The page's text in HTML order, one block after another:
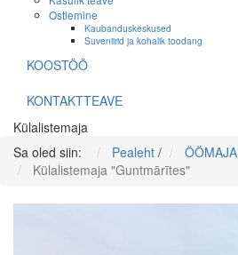
Ostlemine
Kaubanduskeskused
Suveniirid ja kohalik toodang
KOOSTÖÖ
KONTAKTTEAVE
Külalistemaja
Sa oled siin:
Pealeht / ÖÖMAJA
Külalistemaja "Guntmārītes"